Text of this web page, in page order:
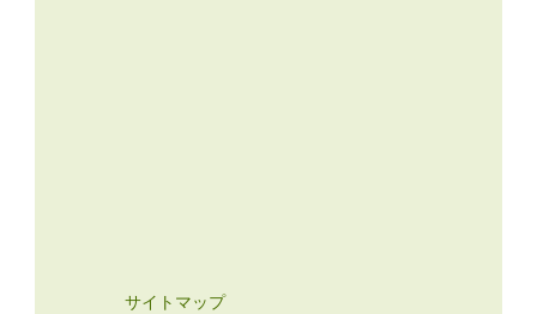
サイトマップ